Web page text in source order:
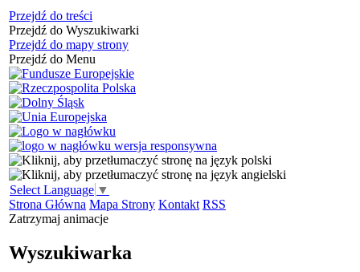
Przejdź do treści
Przejdź do Wyszukiwarki
Przejdź do mapy strony
Przejdź do Menu
Select Language ▼
Strona Główna Mapa Strony Kontakt RSS
Zatrzymaj animacje
Wyszukiwarka